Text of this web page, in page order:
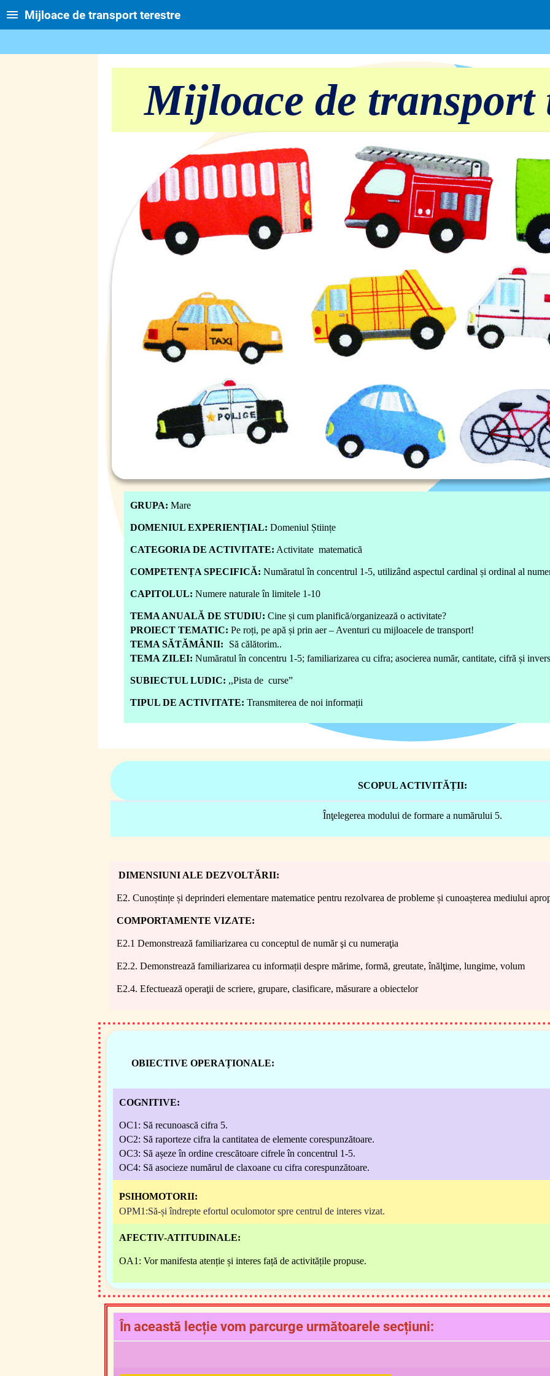
Mijloace de transport terestre
Mijloace de transport
GRUPA: Mare
DOMENIUL EXPERIENȚIAL: Domeniul Științe
CATEGORIA DE ACTIVITATE: Activitate matematică
COMPETENȚA SPECIFICĂ: Număratul în concentrul 1-5, utilizând aspectul cardinal și ordinal al
CAPITOLUL: Numere naturale în limitele 1-10
TEMA ANUALĂ DE STUDIU: Cine și cum planifică/organizează o activitate?
PROIECT TEMATIC: Pe roți, pe apă și prin aer – Aventuri cu mijloacele de transport!
TEMA SĂTĂMÂNII:
Să călătorim..
TEMA ZILEI: Număratul în concentru 1-5; familiarizarea cu cifra; asocierea număr, cantitate, cifră și
SUBIECTUL LUDIC: ,,Pista de curse”
TIPUL DE ACTIVITATE: Transmiterea de noi informații
SCOPUL ACTIVITĂȚII:
Înţelegerea modului de formare a numărului 5.
DIMENSIUNI ALE DEZVOLTĂRII:
E2. Cunoștințe și deprinderi elementare matematice pentru rezolvarea de probleme și cunoașterea mediului
COMPORTAMENTE VIZATE:
E2.1 Demonstrează familiarizarea cu conceptul de număr şi cu numeraţia
E2.2. Demonstrează familiarizarea cu informații despre mărime, formă, greutate, înălţime, lungime, volum
E2.4. Efectuează operaţii de scriere, grupare, clasificare, măsurare a obiectelor
OBIECTIVE OPERAȚIONALE:
COGNITIVE:
OC1: Să recunoască cifra 5.
OC2: Să raporteze cifra la cantitatea de elemente corespunzătoare.
OC3: Să așeze în ordine crescătoare cifrele în concentrul 1-5.
OC4: Să asocieze numărul de claxoane cu cifra corespunzătoare.
PSIHOMOTORII:
OPM1:Să-și îndrepte efortul oculomotor spre centrul de interes vizat.
AFECTIV-ATITUDINALE:
OA1: Vor manifesta atenție și interes față de activitățile propuse.
În această lecție vom parcurge următoarele secțiuni: